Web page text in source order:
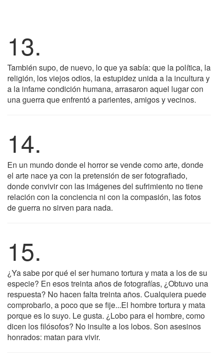
13.
También supo, de nuevo, lo que ya sabía: que la política, la
religión, los viejos odios, la estupidez unida a la incultura y
a la infame condición humana, arrasaron aquel lugar con
una guerra que enfrentó a parientes, amigos y vecinos.
14.
En un mundo donde el horror se vende como arte, donde
el arte nace ya con la pretensión de ser fotografiado,
donde convivir con las imágenes del sufrimiento no tiene
relación con la conciencia ni con la compasión, las fotos
de guerra no sirven para nada.
15.
¿Ya sabe por qué el ser humano tortura y mata a los de su
especie? En esos treinta años de fotografías, ¿Obtuvo una
respuesta? No hacen falta treinta años. Cualquiera puede
comprobarlo, a poco que se fije...El hombre tortura y mata
porque es lo suyo. Le gusta. ¿Lobo para el hombre, como
dicen los filósofos? No insulte a los lobos. Son asesinos
honrados: matan para vivir.